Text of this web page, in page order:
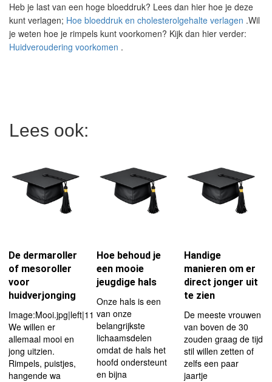
Heb je last van een hoge bloeddruk? Lees dan hier hoe je deze
kunt verlagen; Hoe bloeddruk en cholesterolgehalte verlagen .Wil
je weten hoe je rimpels kunt voorkomen? Kijk dan hier verder:
Huidveroudering voorkomen .
Lees ook:
De dermaroller
of mesoroller
voor
huidverjonging
Image:Mooi.jpg|left|115px
We willen er
allemaal mooi en
jong uitzien.
Rimpels, puistjes,
hangende wa
Hoe behoud je
een mooie
jeugdige hals
Onze hals is een
van onze
belangrijkste
lichaamsdelen
omdat de hals het
hoofd ondersteunt
en bijna
Handige
manieren om er
direct jonger uit
te zien
De meeste vrouwen
van boven de 30
zouden graag de tijd
stil willen zetten of
zelfs een paar
jaartje